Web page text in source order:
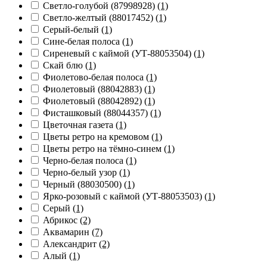
Светло-голубой (87998928) (1)
Светло-желтый (88017452) (1)
Серый-белый (1)
Сине-белая полоса (1)
Сиреневый с каймой (УТ-88053504) (1)
Скай блю (1)
Фиолетово-белая полоса (1)
Фиолетовый (88042883) (1)
Фиолетовый (88042892) (1)
Фисташковый (88044357) (1)
Цветочная газета (1)
Цветы ретро на кремовом (1)
Цветы ретро на тёмно-синем (1)
Черно-белая полоса (1)
Черно-белый узор (1)
Черный (88030500) (1)
Ярко-розовый с каймой (УТ-88053503) (1)
Cерый (1)
Абрикос (2)
Аквамарин (7)
Александрит (2)
Алый (1)